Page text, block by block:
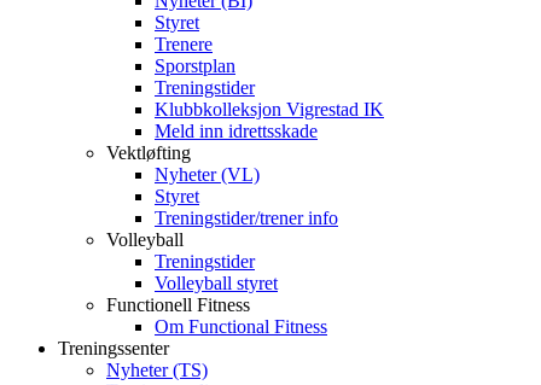
Styret
Trenere
Sporstplan
Treningstider
Klubbkolleksjon Vigrestad IK
Meld inn idrettsskade
Vektløfting
Nyheter (VL)
Styret
Treningstider/trener info
Volleyball
Treningstider
Volleyball styret
Functionell Fitness
Om Functional Fitness
Treningssenter
Nyheter (TS)